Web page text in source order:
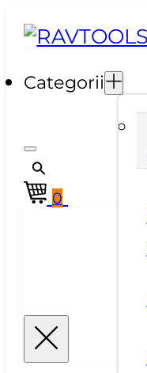
Categorii
0